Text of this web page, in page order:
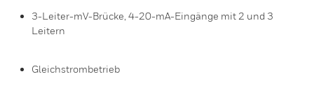
3-Leiter-mV-Brücke, 4-20-mA-Eingänge mit 2 und 3
Leitern
Gleichstrombetrieb